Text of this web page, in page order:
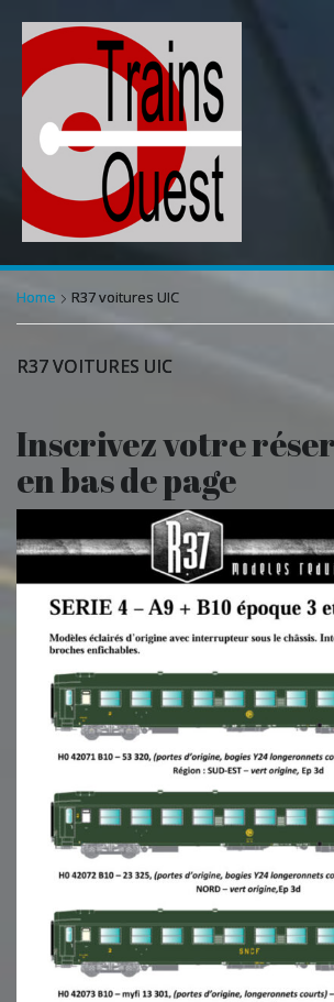
Home R37 voitures UIC
R37 VOITURES UIC
Inscrivez votre
en bas de page